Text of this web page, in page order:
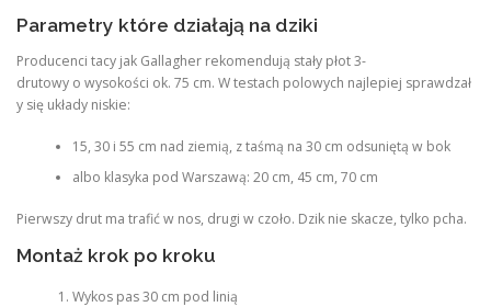
Parametry które działają na dziki
Producenci tacy jak Gallagher rekomendują stały płot 3-
drutowy o wysokości ok. 75 cm. W testach polowych najlepiej sprawdzał
y się układy niskie:
15, 30 i 55 cm nad ziemią, z taśmą na 30 cm odsuniętą w bok
albo klasyka pod Warszawą: 20 cm, 45 cm, 70 cm
Pierwszy drut ma trafić w nos, drugi w czoło. Dzik nie skacze, tylko pcha.
Montaż krok po kroku
Wykos pas 30 cm pod linią